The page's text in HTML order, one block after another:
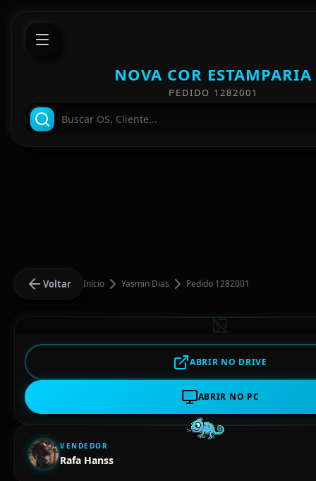
NOVA COR ESTAMPARIA
PEDIDO 1282001
Voltar Início Yasmin Dias Pedido 1282001
ABRIR NO DRIVE
ABRIR NO PC
VENDEDOR
Rafa Hanss